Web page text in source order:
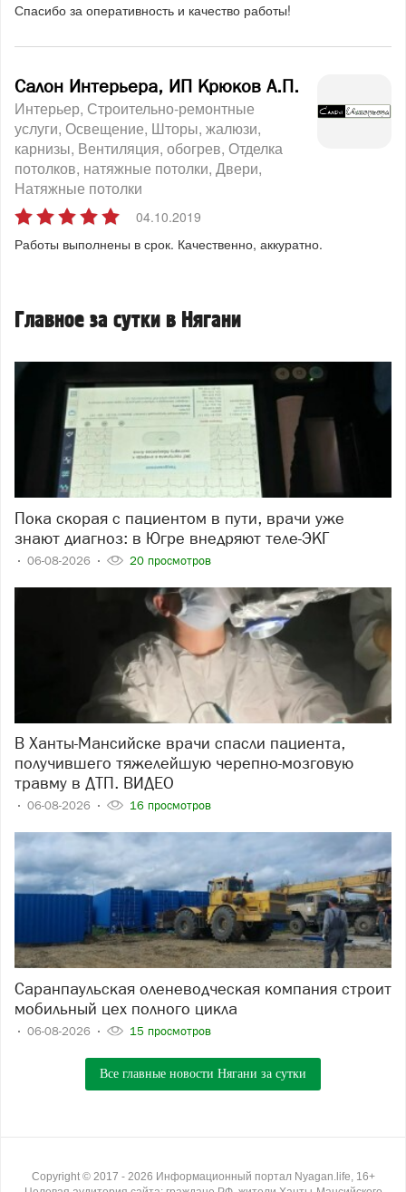
Спасибо за оперативность и качество работы!
Салон Интерьера, ИП Крюков А.П.
Интерьер Строительно-ремонтные
услуги Освещение Шторы, жалюзи,
карнизы Вентиляция, обогрев Отделка
потолков, натяжные потолки Двери
Натяжные потолки
04.10.2019
Работы выполнены в срок. Качественно, аккуратно.
Главное за сутки в Нягани
Пока скорая с пациентом в пути, врачи уже
знают диагноз: в Югре внедряют теле-ЭКГ
06-08-2026 20 просмотров
В Ханты-Мансийске врачи спасли пациента,
получившего тяжелейшую черепно-мозговую
травму в ДТП. ВИДЕО
06-08-2026 16 просмотров
Саранпаульская оленеводческая компания строит
мобильный цех полного цикла
06-08-2026 15 просмотров
Все главные новости Нягани за сутки
Copyright © 2017 - 2026 Информационный портал Nyagan.life, 16+